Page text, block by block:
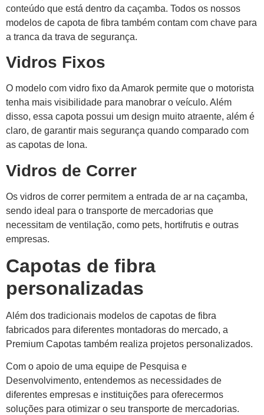
conteúdo que está dentro da caçamba. Todos os nossos
modelos de capota de fibra também contam com chave para
a tranca da trava de segurança.
Vidros Fixos
O modelo com vidro fixo da Amarok permite que o motorista
tenha mais visibilidade para manobrar o veículo. Além
disso, essa capota possui um design muito atraente, além é
claro, de garantir mais segurança quando comparado com
as capotas de lona.
Vidros de Correr
Os vidros de correr permitem a entrada de ar na caçamba,
sendo ideal para o transporte de mercadorias que
necessitam de ventilação, como pets, hortifrutis e outras
empresas.
Capotas de fibra
personalizadas
Além dos tradicionais modelos de capotas de fibra
fabricados para diferentes montadoras do mercado, a
Premium Capotas também realiza projetos personalizados.
Com o apoio de uma equipe de Pesquisa e
Desenvolvimento, entendemos as necessidades de
diferentes empresas e instituições para oferecermos
soluções para otimizar o seu transporte de mercadorias.